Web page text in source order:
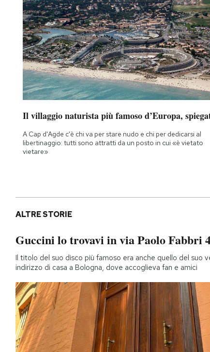
Il villaggio naturista più famoso d’Europa,
A Cap d'Agde c'è chi va per stare nudo e chi per dedicarsi al
libertinaggio: tutti sono attratti da un posto in cui «è vietato
vietare»
ALTRE STORIE
Guccini lo trovavi in via Paolo Fabbri
Il titolo del suo disco più famoso era anche quello del suo
indirizzo di casa a Bologna, dove accoglieva fan e amici